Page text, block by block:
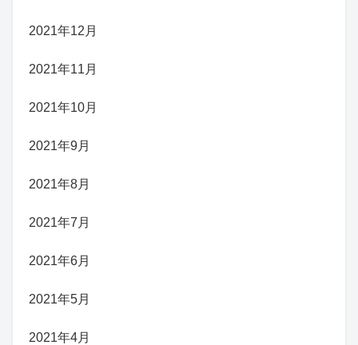
2021年12月
2021年11月
2021年10月
2021年9月
2021年8月
2021年7月
2021年6月
2021年5月
2021年4月